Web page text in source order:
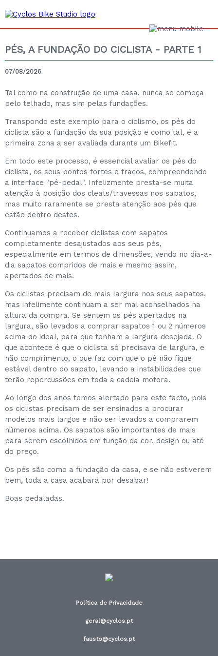
PÉS, A FUNDAÇÃO DO CICLISTA - PARTE 1
07/08/2026
Tal como na construção de uma casa, nunca se começa
pelo telhado, mas sim pelas fundações.
Transpondo este exemplo para o ciclismo, os pés do
ciclista são a fundação da sua posição e como tal, é a
primeira zona a ser avaliada durante um Bikefit.
Em todo este processo, é essencial avaliar os pés do
ciclista, os seus pontos fortes e fracos, compreendendo
a interface "pé-pedal". Infelizmente presta-se muita
atenção à posição dos cleats/travessas nos sapatos,
mas muito raramente se presta atenção aos pés que
estão dentro destes.
Continuamos a receber ciclistas com sapatos
completamente desajustados aos seus pés,
especialmente em termos de dimensões, vendo no dia-a-
dia sapatos compridos de mais e mesmo assim,
apertados de mais.
Os ciclistas precisam de mais largura nos seus sapatos,
mas infelimente continuam a ser mal aconselhados na
altura da compra. Se sentem os pés apertados na
largura, são levados a comprar sapatos 1 ou 2 números
acima do ideal, para que tenham a largura desejada. O
que acontece é que o ciclista só precisava de largura, e
não comprimento, o que faz com que o pé não fique
estável dentro do sapato, levando a instabilidades que
terão repercussões em toda a cadeia motora.
Ao longo dos anos temos alertado para este facto, pois
os ciclistas precisam de ser ensinados a procurar
modelos mais largos e não ser levados a comprarem
números acima. Os sapatos são importantes de mais
para serem escolhidos em função da cor, design ou até
do preço.
Os pés são como a fundação da casa, e se não estiverem
bem, toda a casa acabará por desabar!
Boas pedaladas.
Política de Privacidade
geral@cyclos.pt
fausto@cyclos.pt